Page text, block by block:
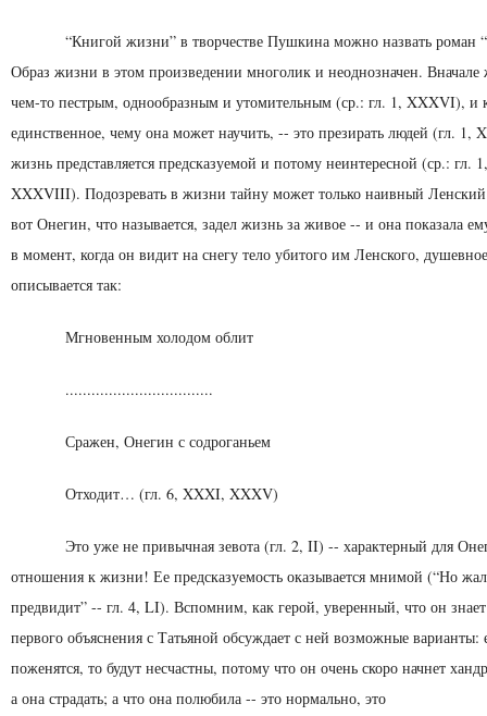
“Книгой жизни” в творчестве Пушкина можно назвать роман
Образ жизни в этом произведении многолик и неоднозначен. Вначале
чем-то пестрым, однообразным и утомительным (ср.: гл. 1, XXXVI), и
единственное, чему она может научить, -- это пре­зирать людей (гл.
жизнь представляется предсказуемой и потому неинтересной (ср.: гл.
XXXVIII). Подозревать в жизни тайну может только наив­ный
вот Онегин, что называется, задел жизнь за живое -- и она показала
в момент, когда он видит на снегу тело убитого им Ленско­го,
описывается так:
Мгновенным холодом облит
..................................
Сражен, Онегин с содроганьем
Отходит… (гл. 6, XXXI, XXXV)
Это уже не привычная зевота (гл. 2, II) -- характерный для
отношения к жизни! Ее предсказуемость оказывается мнимой (“Но
предвидит” -- гл. 4, LI). Вспомним, как герой, уверенный, что он
первого объяснения с Татьяной обсуждает с ней возможные варианты:
поженятся, то будут несчастны, потому что он очень скоро начнет
а она страдать; а что она полюбила -- это нормально, это